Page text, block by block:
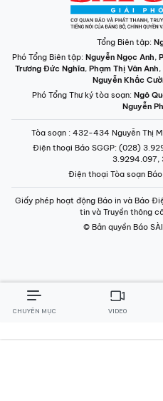
Tổng Biên tập:
Phó Tổng Biên tập: Nguyễn Ngọc Anh,
Trương Đức Nghĩa, Phạm Thị Vân Anh,
Nguyễn Khắc
Phó Tổng Thư ký tòa soạn: Ngô
Nguyễn
Tòa soạn : 432-434 Nguyễn Thị
Điện thoại Báo SGGP: (028)
3.9294.097,
Điện thoại Tòa soạn
Giấy phép hoạt động Báo in và Báo
tin và Truyền thông
© Bản quyền Báo
CHUYÊN MỤC VIDEO